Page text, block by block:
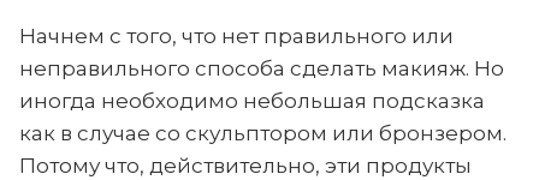
Начнем с того, что нет правильного или
неправильного способа сделать макияж. Но
иногда необходимо небольшая подсказка
как в случае со скульптором или бронзером.
Потому что, действительно, эти продукты